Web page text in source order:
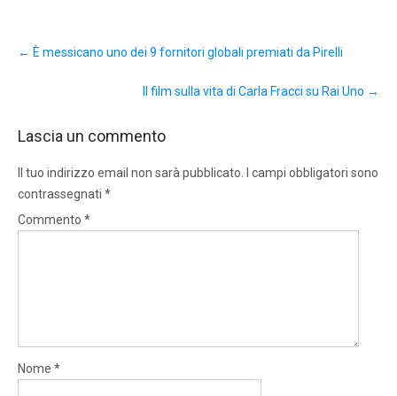
Post
navigation
← È messicano uno dei 9 fornitori globali premiati da Pirelli
Il film sulla vita di Carla Fracci su Rai Uno →
Lascia un commento
Il tuo indirizzo email non sarà pubblicato.
I campi obbligatori sono
contrassegnati *
Commento *
Nome *